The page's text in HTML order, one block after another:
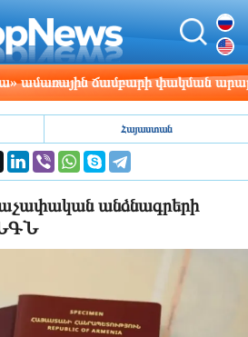
ճամբարի փակման
Հայաստան
անձնագրերի
ՆԳՆ